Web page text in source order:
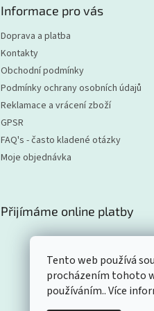
Tento web používá
procházením tohoto
používáním.. Více
Informace pro vás
Doprava a platba
Kontakty
Obchodní podmínky
Podmínky ochrany osobních údajů
Reklamace a vrácení zboží
GPSR
FAQ's - často kladené otázky
Moje objednávka
Přijímáme online platby